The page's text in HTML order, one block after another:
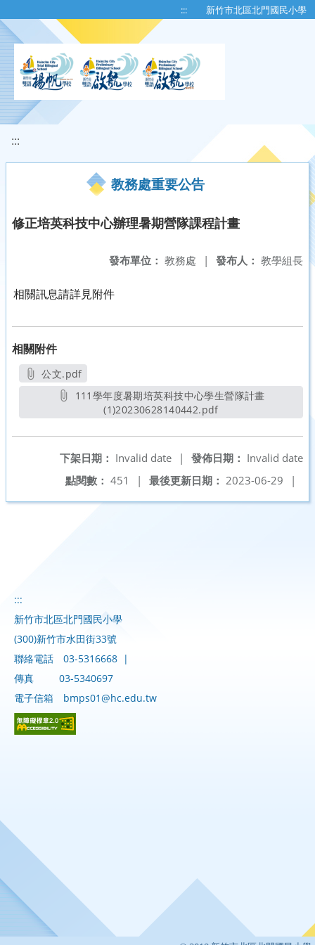
::: 新竹市北區北門國民小學
:::
教務處重要公告
修正培英科技中心辦理暑期營隊課程計畫
發布人： 教學組長
發布單位： 教務處 |
相關訊息請詳見附件
相關附件
公文.pdf
另開新視窗
(1)20230628140442.pdf另開新視窗
發佈日期： Invalid date
下架日期： Invalid date
|
最後更新日期： 2023-06-29 |
點閱數： 451 |
:::
新竹市北區北門國民小學
(300)新竹市水田街33號
聯絡電話
03-5316668 |
傳真
03-5340697
電子信箱
bmps01@hc.edu.tw